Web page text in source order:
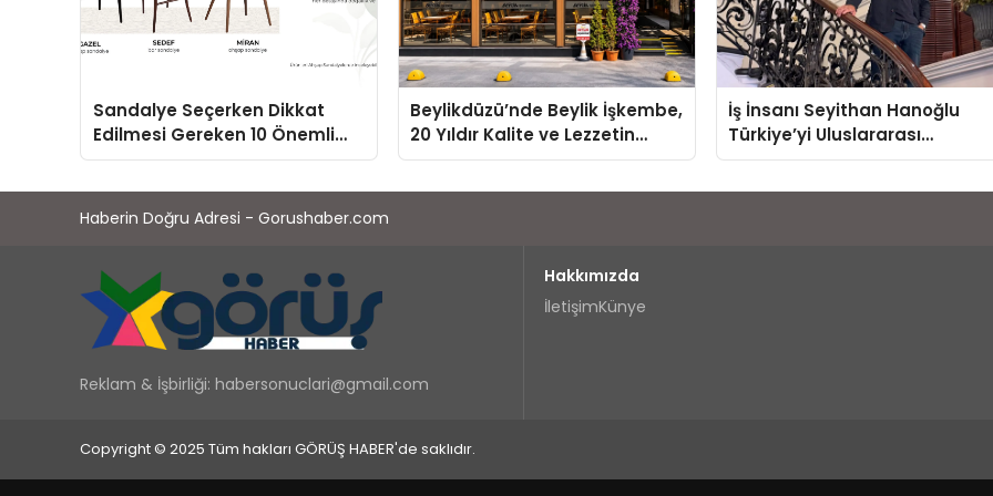
Sandalye Seçerken Dikkat
Edilmesi Gereken 10 Önemli
Kriter
Beylikdüzü’nde Beylik İşkembe,
20 Yıldır Kalite ve Lezzetin
Değişmeyen Adresi
İş İnsanı Seyithan Hanoğlu
Türkiye’yi Uluslararası
Arenada Tanıtmayı
Haberin Doğru Adresi - Gorushaber.com
Reklam & İşbirliği: habersonuclari@gmail.com
Hakkımızda
İletişimKünye
Copyright © 2025 Tüm hakları GÖRÜŞ HABER'de saklıdır.